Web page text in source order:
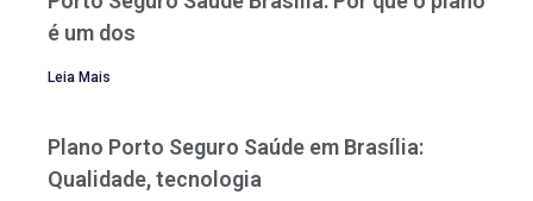
é um dos
Leia Mais
Plano Porto Seguro Saúde em Brasília:
Qualidade, tecnologia